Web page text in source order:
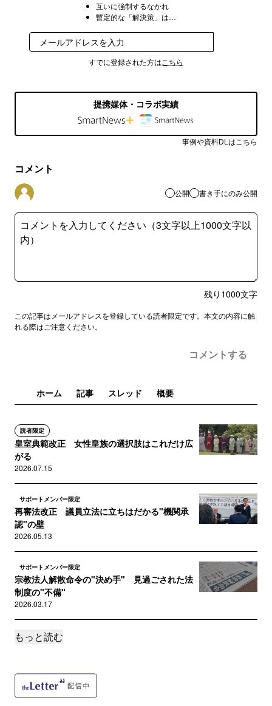
互いに強制するなかれ
暫定的な「解決策」は…
すでに登録された方は こちら
提携媒体・コラボ実績
事例や資料DLはこちら
コメント
公開 書き手にのみ公開
残り 1000文字
この記事はメールアドレスを登録している読者限定です。本文の内容に触
れる際はご注意ください。
コメントする
ホーム 記事 スレッド 概要
読者限定
皇室典範改正 女性皇族の選択肢はこれだけ広
がる
2026.07.15
サポートメンバー限定
再審法改正 議員立法に立ちはだかる"機関承
認"の壁
2026.05.13
サポートメンバー限定
宗教法人解散命令の"決め手" 見過ごされた法
制度の"不備"
2026.03.17
サポートメンバー限定
2025.12.27
もっと読む